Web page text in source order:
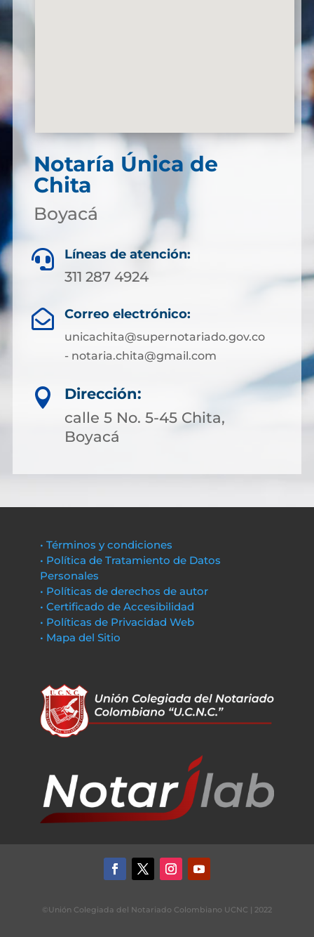
Notaría Única de
Chita
Boyacá
 Líneas de atención:
311 287 4924
 Correo electrónico:
unicachita@supernotariado.gov.co
- notaria.chita@gmail.com

Dirección:
calle 5 No. 5-45 Chita,
Boyacá
• Términos y condiciones
• Política de Tratamiento de Datos
Personales
• Políticas de derechos de autor
• Certificado de Accesibilidad
• Políticas de Privacidad Web
• Mapa del Sitio
©Unión Colegiada del Notariado Colombiano UCNC | 2022